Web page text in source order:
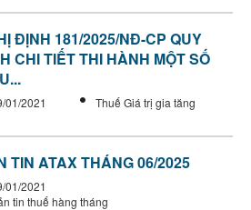
ĐỊNH 181/2025/NĐ-CP QUY
CHI TIẾT THI HÀNH MỘT SỐ
01/2021 Thuế Giá trị gia tăng
TIN ATAX THÁNG 06/2025
01/2021
tin thuế hàng tháng